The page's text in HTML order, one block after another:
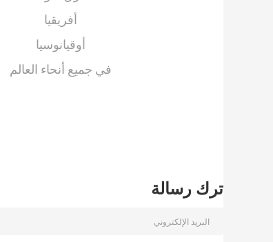
أفريقيا
أوقيانوسيا
في جميع أنحاء العالم
ترك رسالة